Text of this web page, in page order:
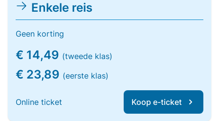
Enkele reis
Geen korting
€ 14,49 (tweede klas)
€ 23,89 (eerste klas)
Online ticket Koop e-ticket